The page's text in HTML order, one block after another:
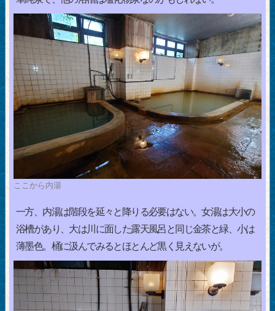
ここから内湯
一方、内湯は階段を延々と降りる必要はない。女湯は大小の
浴槽があり、大は川に面した露天風呂と同じ金茶と緑、小は
薄墨色。桶に汲んでみるとほとんど黒く見えないが。